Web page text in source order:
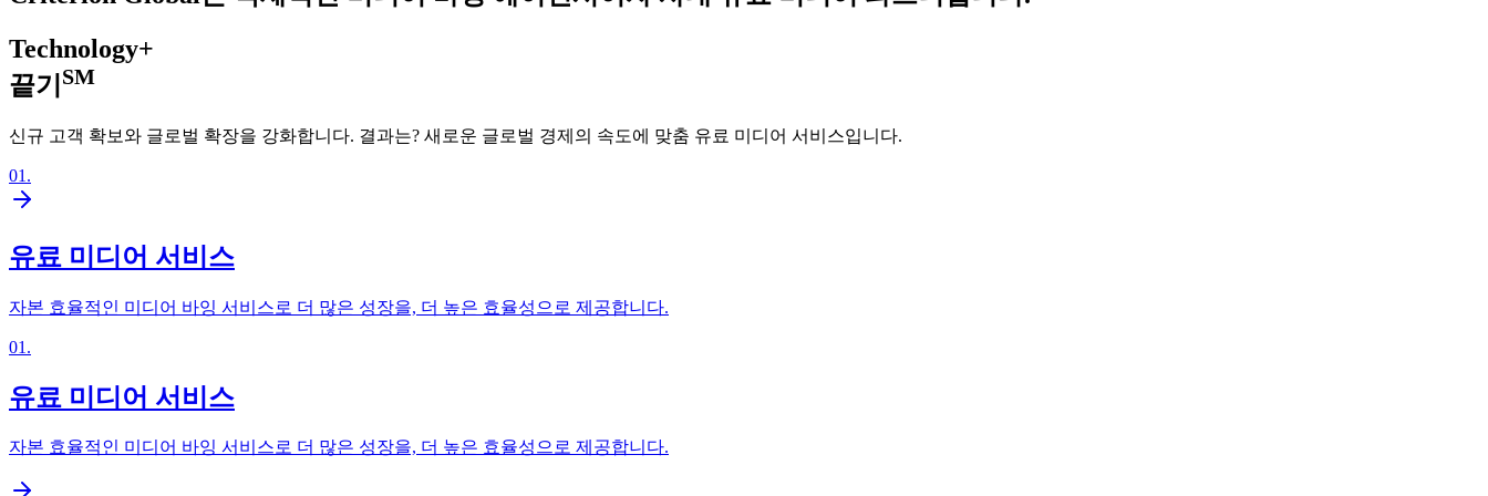
Technology+
끝기 SM
신규 고객 확보와 글로벌 확장을 강화합니다. 결과는? 새로운 글로벌 경제의 속도에 맞춤 유료 미디어 서비스입니다.
01 .
유료 미디어 서비스
자본 효율적인 미디어 바잉 서비스로 더 많은 성장을, 더 높은 효율성으로 제공합니다.
01 .
유료 미디어 서비스
자본 효율적인 미디어 바잉 서비스로 더 많은 성장을, 더 높은 효율성으로 제공합니다.